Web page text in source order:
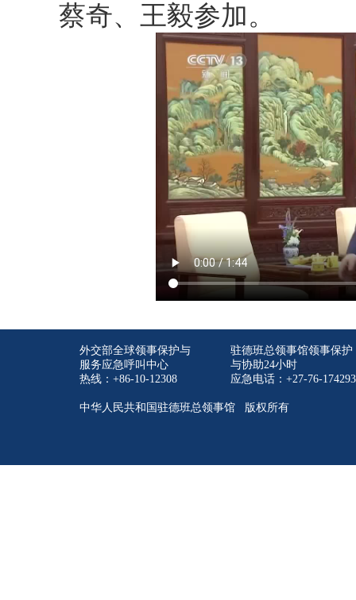
蔡奇、王毅参加。
外交部全球领事保护与
服务应急呼叫中心
热线：+86-10-12308
驻德班总领事馆领事保护
与协助24小时
应急电话：+27-76-
中华人民共和国驻德班总领事馆 版权所有